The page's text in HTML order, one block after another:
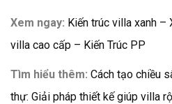
Xem ngay: Kiến trúc villa xanh –
villa cao cấp – Kiến Trúc PP
Tìm hiểu thêm: Cách tạo chiều
thự: Giải pháp thiết kế giúp villa